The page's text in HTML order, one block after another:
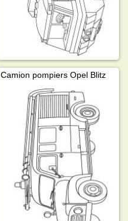
Camion pompiers Opel Blitz